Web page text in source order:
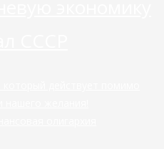
экономику
олигархия